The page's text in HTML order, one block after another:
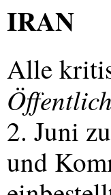
IRAN
Alle
2. Juni
und